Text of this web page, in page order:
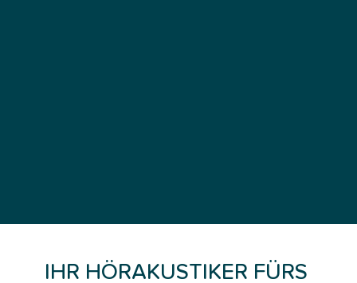
IHR HÖRAKUSTIKER FÜRS